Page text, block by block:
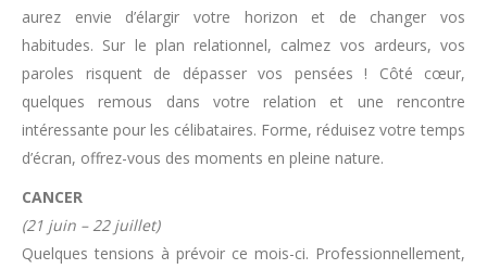
aurez envie d’élargir votre horizon et de changer vos
habitudes. Sur le plan relationnel, calmez vos ardeurs, vos
paroles risquent de dépasser vos pensées ! Côté cœur,
quelques remous dans votre relation et une rencontre
intéressante pour les célibataires. Forme, réduisez votre temps
d’écran, offrez-vous des moments en pleine nature.
CANCER
(21 juin – 22 juillet)
Quelques tensions à prévoir ce mois-ci. Professionnellement,